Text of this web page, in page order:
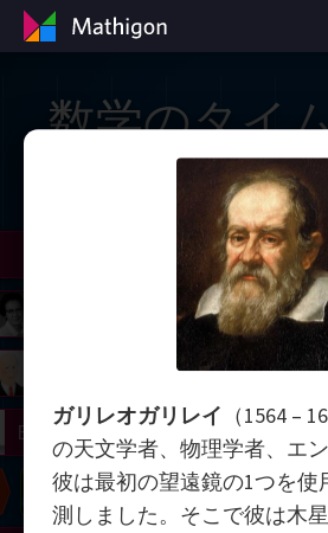
数学のタイ
Zhang
Daubechies
Wiles
Shamir
Yau
Thurston
Conway
Langlands
Cohen
Grothendieck
Wilkins
Erdős
Chern
ガリレオガリレイ （1564 –
の天文学者、物理学者、エ
彼は最初の望遠鏡の1つを使
測しました。そこで彼は木